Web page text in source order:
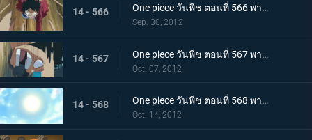
14 - 566 One piece วันพีช ตอนที่ 566 พากย์ไทย ใกล้จะสิ้นสุด! ศึกตัดสินกับโฮดี้มาถึงแล้ว
Sep. 30, 2012
14 - 567 One piece วันพีช ตอนที่ 567 พากย์ไทย เรือโนอาห์จงหยุด! หมัดปืนกลช้างอันเด็ดเดี่ยว!
Oct. 07, 2012
14 - 568 One piece วันพีช ตอนที่ 568 พากย์ไทย ไปสู่อนาคต! เส้นทางที่เชื่อมไปยังแสงอาทิตย์!
Oct. 14, 2012